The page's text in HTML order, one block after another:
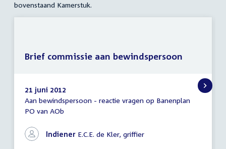
bovenstaand Kamerstuk.
Brief
commissie
bewindspersoon
21 juni 2012
Aan bewindspersoon - reactie vragen op Banenplan
PO van AOb
Indiener E.C.E. de Kler, griffier
Brief commissie aan bewindspersoon